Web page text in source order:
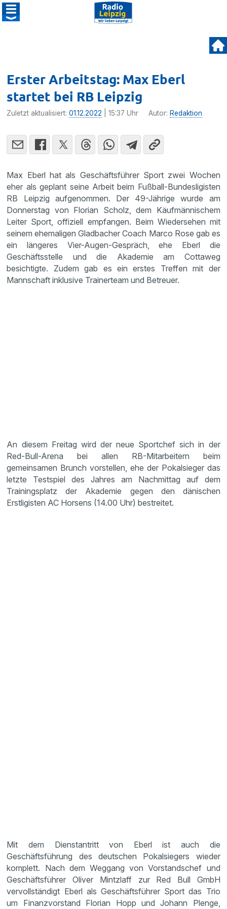
Erster Arbeitstag: Max Eberl
startet bei RB Leipzig
Zuletzt aktualisiert:01.12.2022 | 15:37 Uhr Autor: Redaktion
Max Eberl hat als Geschäftsführer Sport zwei Wochen
eher als geplant seine Arbeit beim Fußball-Bundesligisten
RB Leipzig aufgenommen. Der 49-Jährige wurde am
Donnerstag von Florian Scholz, dem Käufmännischem
Leiter Sport, offiziell empfangen. Beim Wiedersehen mit
seinem ehemaligen Gladbacher Coach Marco Rose gab es
ein längeres Vier-Augen-Gespräch, ehe Eberl die
Geschäftsstelle und die Akademie am Cottaweg
besichtigte. Zudem gab es ein erstes Treffen mit der
Mannschaft inklusive Trainerteam und Betreuer.
An diesem Freitag wird der neue Sportchef sich in der
Red-Bull-Arena bei allen RB-Mitarbeitern beim
gemeinsamen Brunch vorstellen, ehe der Pokalsieger das
letzte Testspiel des Jahres am Nachmittag auf dem
Trainingsplatz der Akademie gegen den dänischen
Erstligisten AC Horsens (14.00 Uhr) bestreitet.
Mit dem Dienstantritt von Eberl ist auch die
Geschäftsführung des deutschen Pokalsiegers wieder
komplett. Nach dem Weggang von Vorstandschef und
Geschäftsführer Oliver Mintzlaff zur Red Bull GmbH
vervollständigt Eberl als Geschäftsführer Sport das Trio
um Finanzvorstand Florian Hopp und Johann Plenge,